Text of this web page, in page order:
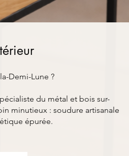
Demi-Lune ?
du métal et bois sur-
minutieux : soudure artisanale
épurée.